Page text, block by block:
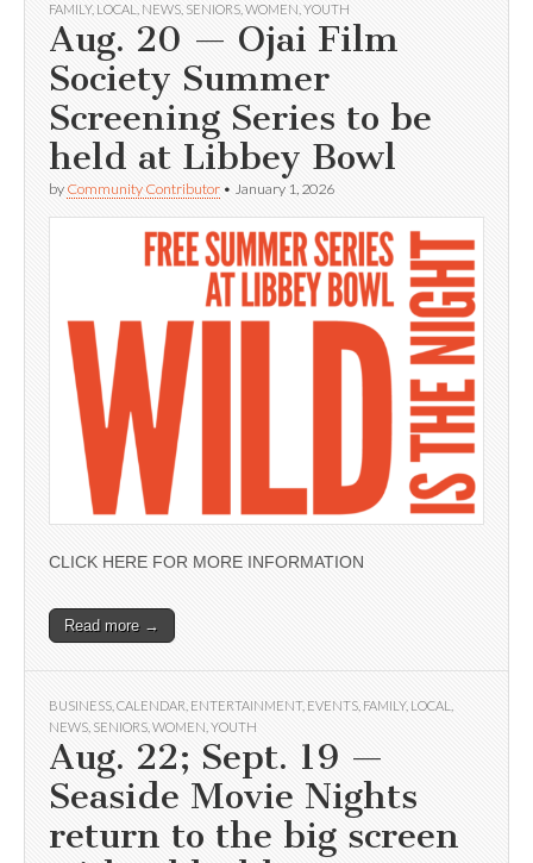
FAMILY, LOCAL NEWS SENIORS WOMEN YOUTH
Aug. 20 — Ojai Film
Society Summer
Screening Series to be
held at Libbey Bowl
by Community Contributor • January 1, 2026
CLICK HERE FOR MORE INFORMATION
Read more →
BUSINESS CALENDAR ENTERTAINMENT, EVENTS FAMILY, LOCAL
NEWS SENIORS WOMEN YOUTH
Aug. 22; Sept. 19 —
Seaside Movie Nights
return to the big screen